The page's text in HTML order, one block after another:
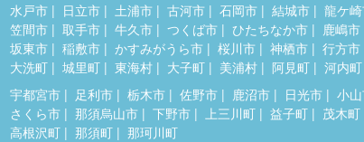
水戸市 日立市 土浦市 古河市 石岡市 結城市 龍ケ
笠間市
取手市 牛久市 つくば市 ひたちなか市 鹿嶋市
坂東市
稲敷市 かすみがうら市 桜川市 神栖市 行方市
大洗町
城里町 東海村 大子町 美浦村 阿見町 河内町
宇都宮市 足利市 栃木市 佐野市 鹿沼市 日光市 小
さくら市
那須烏山市 下野市 上三川町 益子町 茂木町
高根沢町
那須町 那珂川町